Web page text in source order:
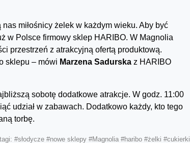
miłośnicy żelek w każdym wieku. Aby być
w Polsce firmowy sklep HARIBO. W Magnolia
przestrzeń z atrakcyjną ofertą produktową.
sklepu – mówi Marzena Sadurska z HARIBO
sobotę dodatkowe atrakcje. W godz. 11:00
udział w zabawach. Dodatkowo każdy, kto tego
torbę.
tagi: #słodycze #nowe sklepy #Magnolia #haribo #żelki #cukierki